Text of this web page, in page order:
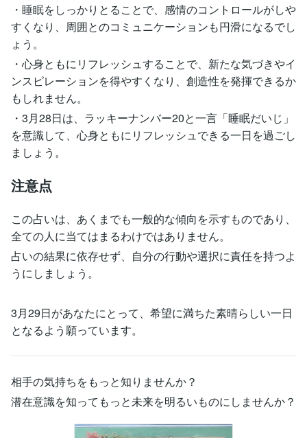
・睡眠をしっかりとることで、感情のコントロールがしや
すくなり、周囲とのコミュニケーションも円滑になるでし
ょう。
・心身ともにリフレッシュすることで、新たな気づきやイ
ンスピレーションを得やすくなり、創造性を発揮できるか
もしれません。
・3月28日は、ラッキーナンバー20と一言「睡眠だいじ」
を意識して、心身ともにリフレッシュできる一日を過ごし
ましょう。
注意点
この占いは、あくまでも一般的な傾向を示すものであり、
全ての人に当てはまるわけではありません。
占いの結果に依存せず、自分の行動や選択に責任を持つよ
うにしましょう。
3月29日があなたにとって、希望に満ちた素晴らしい一日
となるよう願っています。
相手の気持ちをもっと知りませんか？
潜在意識を知ってもっと未来を明るいものにしませんか？